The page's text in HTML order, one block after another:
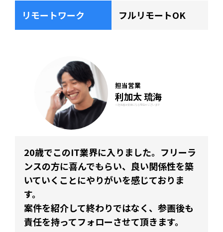
リモートワーク フルリモートOK
担当営業
利加太 琉海
※担当者は変更になる場合がございます
20歳でこのIT業界に入りました。フリーラ
ンスの方に喜んでもらい、良い関係性を築
いていくことにやりがいを感じておりま
す。
案件を紹介して終わりではなく、参画後も
責任を持ってフォローさせて頂きます。